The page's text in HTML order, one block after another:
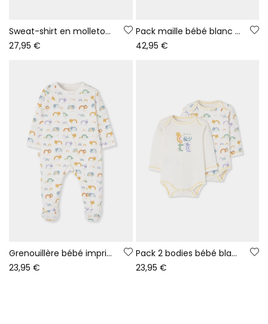
Sweat-shirt en molleton bébé fille vert imprimé fleurs
27,95 €
Pack maille bébé blanc imprimé arc-en-ciel et animaux
42,95 €
Grenouillère bébé imprimé animaux et arc-en-ciel blanc
23,95 €
Pack 2 bodies bébé blancs imprimé animaux
23,95 €